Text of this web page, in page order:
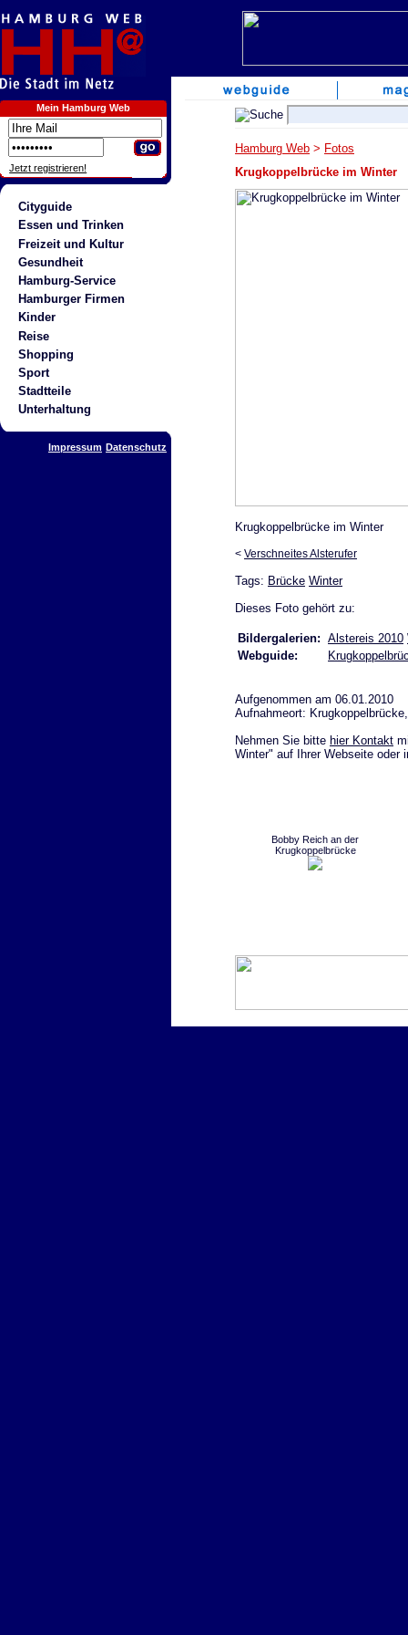
Mein Hamburg Web
Jetzt registrieren!
Cityguide
Essen und Trinken
Freizeit und Kultur
Gesundheit
Hamburg-Service
Hamburger Firmen
Kinder
Reise
Shopping
Sport
Stadtteile
Unterhaltung
Impressum Datenschutz
Hamburg Web > Fotos
Krugkoppelbrücke im Winter
Krugkoppelbrücke im Winter
< Verschneites Alsterufer
Tags: Brücke Winter
Dieses Foto gehört zu:
Bildergalerien: Alstereis 2010
Webguide:
Aufgenommen am 06.01.2010
Aufnahmeort:
Nehmen Sie bitte hier Kontakt
Winter" auf Ihrer Webseite oder
Bobby Reich an der
Krugkoppelbrücke